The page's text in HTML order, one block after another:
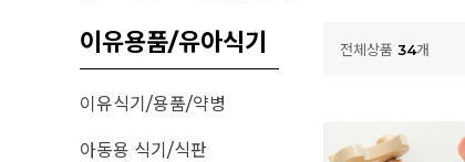
이유용품/유아식기
이유식기/용품/약병
아동용 식기/식판
전체상품 34개